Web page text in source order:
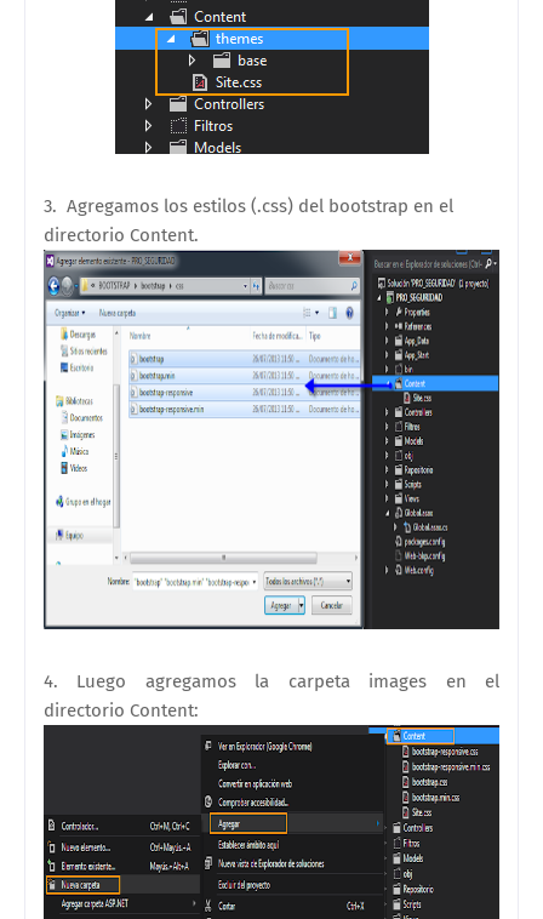
3. Agregamos los estilos (.css) del bootstrap en el
directorio Content.
4. Luego agregamos la carpeta images en el
directorio Content: